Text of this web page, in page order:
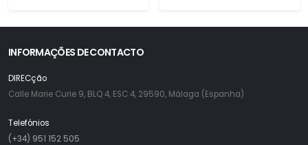
INFORMAÇÕES DE CONTACTO
DIRECção
Calle Marie Curie 9, BLQ 4, ESC 4, 29590, Málaga (Espanha)
Telefónios
(+34) 951 152 505